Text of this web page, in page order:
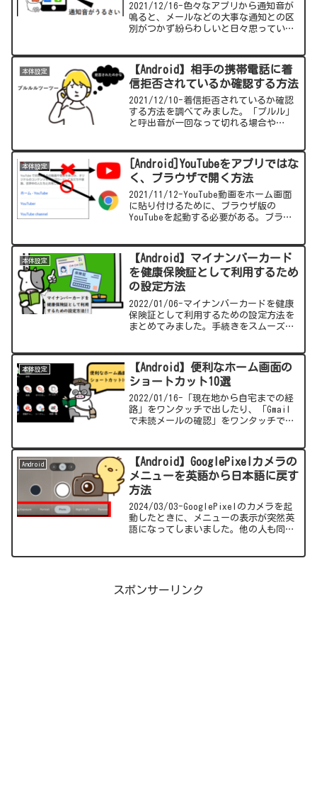
2021/12/16-色々なアプリから通知音が
鳴ると、メールなどの大事な通知との区
別がつかず紛らわしいと日々思っていま
ました。
本体設定
【Android】相手の携帯電話に着
信拒否されているか確認する方法
2021/12/10-着信拒否されているか確認
する方法を調べてみました。「プルル」
と呼出音が一回なって切れる場合や
が違います。挙動が分かれば簡単に拒否
されているかわかりますので参考にして
みてください。
本体設定
[Android]YouTubeをアプリではな
く、ブラウザで開く方法
2021/11/12-YouTube動画をホーム画面
に貼り付けるために、ブラウザ版の
YouTubeを起動する必要がある。ブラウ
示する方法をまとめました。
本体設定
【Android】マイナンバーカード
を健康保険証として利用するため
の設定方法
2022/01/06-マイナンバーカードを健康
保険証として利用するための設定方法を
まとめてみました。手続きをスムーズに
本体設定
【Android】便利なホーム画面の
ショートカット10選
2022/01/16-「現在地から自宅までの経
路」をワンタッチで出したり、「Gmail
で未読メールの確認」をワンタッチでで
Android
【Android】GooglePixelカメラの
メニューを英語から日本語に戻す
方法
2024/03/03-GooglePixelのカメラを起
動したときに、メニューの表示が突然英
語になってしまいました。他の人も同じ
スポンサーリンク